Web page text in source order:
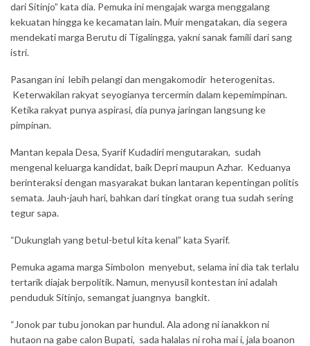
dari Sitinjo” kata dia. Pemuka ini mengajak warga menggalang
kekuatan hingga ke kecamatan lain. Muir mengatakan, dia segera
mendekati marga Berutu di Tigalingga, yakni sanak famili dari sang
istri.
Pasangan ini lebih pelangi dan mengakomodir heterogenitas.
Keterwakilan rakyat seyogianya tercermin dalam kepemimpinan.
Ketika rakyat punya aspirasi, dia punya jaringan langsung ke
pimpinan.
Mantan kepala Desa, Syarif Kudadiri mengutarakan, sudah
mengenal keluarga kandidat, baik Depri maupun Azhar. Keduanya
berinteraksi dengan masyarakat bukan lantaran kepentingan politis
semata. Jauh-jauh hari, bahkan dari tingkat orang tua sudah sering
tegur sapa.
“Dukunglah yang betul-betul kita kenal” kata Syarif.
Pemuka agama marga Simbolon menyebut, selama ini dia tak terlalu
tertarik diajak berpolitik. Namun, menyusil kontestan ini adalah
penduduk Sitinjo, semangat juangnya bangkit.
“Jonok par tubu jonokan par hundul. Ala adong ni ianakkon ni
hutaon na gabe calon Bupati, sada halalas ni roha mai i, jala boanon